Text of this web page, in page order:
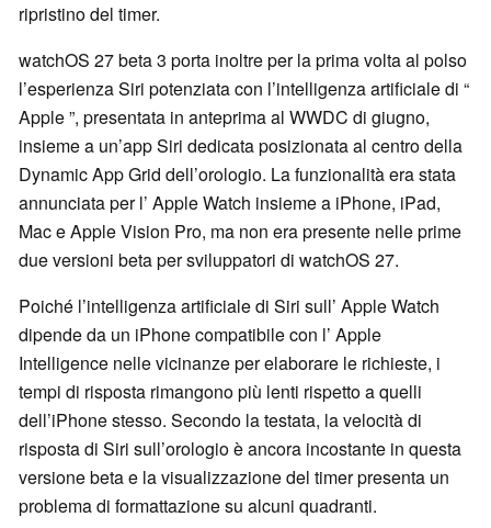
ripristino del timer.
watchOS 27 beta 3 porta inoltre per la prima volta al polso
l’esperienza Siri potenziata con l’intelligenza artificiale di “
Apple ”, presentata in anteprima al WWDC di giugno,
insieme a un’app Siri dedicata posizionata al centro della
Dynamic App Grid dell’orologio. La funzionalità era stata
annunciata per l’ Apple Watch insieme a iPhone, iPad,
Mac e Apple Vision Pro, ma non era presente nelle prime
due versioni beta per sviluppatori di watchOS 27.
Poiché l’intelligenza artificiale di Siri sull’ Apple Watch
dipende da un iPhone compatibile con l’ Apple
Intelligence nelle vicinanze per elaborare le richieste, i
tempi di risposta rimangono più lenti rispetto a quelli
dell’iPhone stesso. Secondo la testata, la velocità di
risposta di Siri sull’orologio è ancora incostante in questa
versione beta e la visualizzazione del timer presenta un
problema di formattazione su alcuni quadranti.